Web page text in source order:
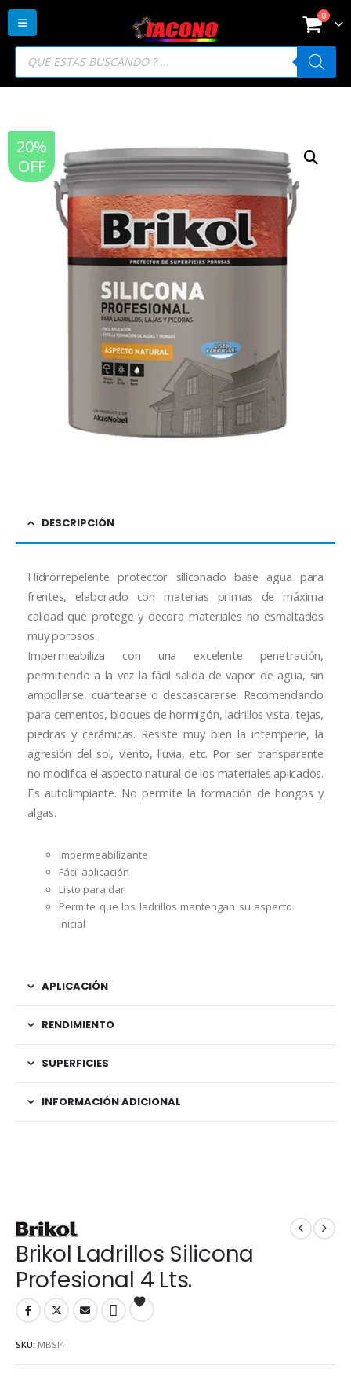
Búsqueda
productos
0
20%
OFF
DESCRIPCIÓN
Hidrorrepelente protector siliconado base agua para
frentes, elaborado con materias primas de máxima
calidad que protege y decora materiales no esmaltados
muy porosos.
Impermeabiliza con una excelente penetración,
permitiendo a la vez la fácil salida de vapor de agua, sin
ampollarse, cuartearse o descascararse. Recomendando
para cementos, bloques de hormigón, ladrillos vista, tejas,
piedras y cerámicas. Resiste muy bien la intemperie, la
agresión del sol, viento, lluvia, etc. Por ser transparente
no modifica el aspecto natural de los materiales aplicados.
Es autolimpiante. No permite la formación de hongos y
algas.
Impermeabilizante
Fácil aplicación
Listo para dar
Permite que los ladrillos mantengan su aspecto
inicial
APLICACIÓN
RENDIMIENTO
SUPERFICIES
INFORMACIÓN ADICIONAL
Brikol Ladrillos Silicona
Profesional 4 Lts.
SKU: MBSI4